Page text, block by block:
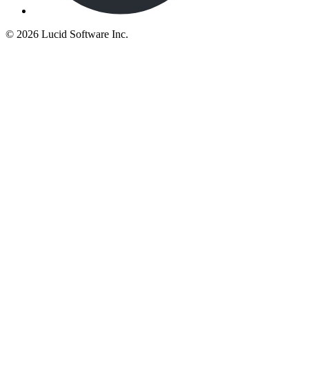
© 2026 Lucid Software Inc.